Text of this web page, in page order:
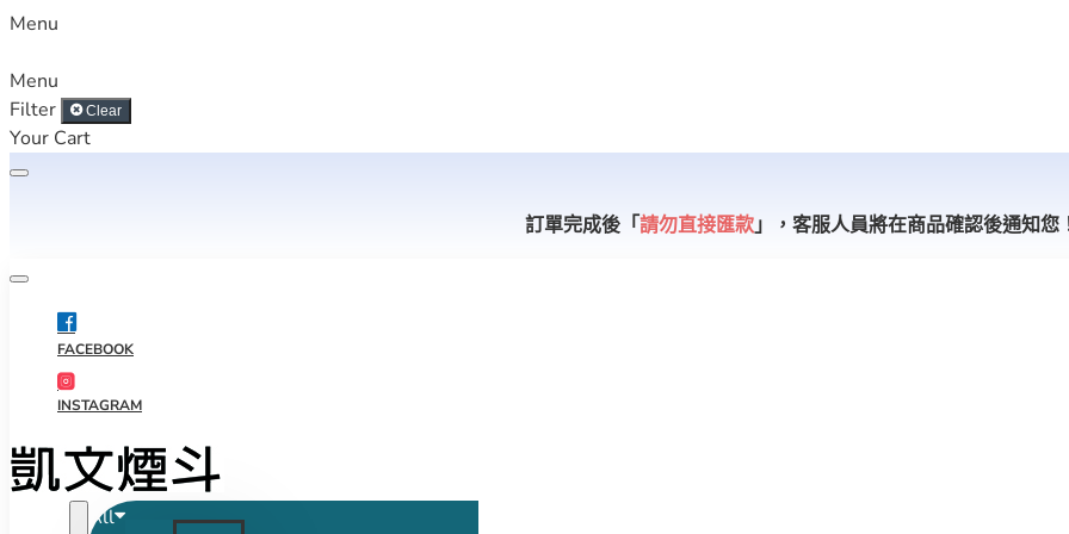
Menu
Menu
Filter
Clear
Your Cart
訂單完成後「請勿直接匯款 」， 客服人員將在商品確認後通知您
FACEBOOK
INSTAGRAM
All